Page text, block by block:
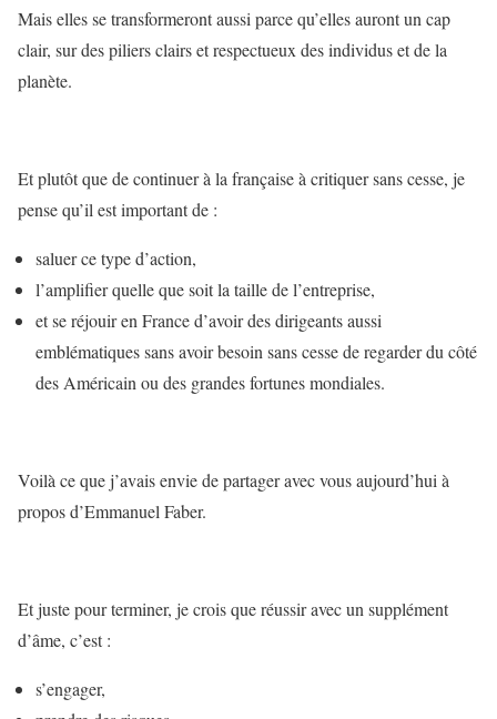
Mais elles se transformeront aussi parce qu’elles auront un cap
clair, sur des piliers clairs et respectueux des individus et de la
planète.
Et plutôt que de continuer à la française à critiquer sans cesse, je
pense qu’il est important de :
saluer ce type d’action,
l’amplifier quelle que soit la taille de l’entreprise,
et se réjouir en France d’avoir des dirigeants aussi
emblématiques sans avoir besoin sans cesse de regarder du côté
des Américain ou des grandes fortunes mondiales.
Voilà ce que j’avais envie de partager avec vous aujourd’hui à
propos d’Emmanuel Faber.
Et juste pour terminer, je crois que réussir avec un supplément
d’âme, c’est :
s’engager,